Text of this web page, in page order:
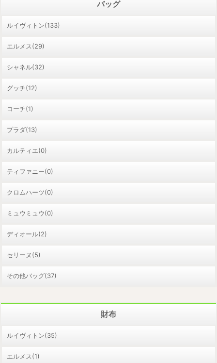
バッグ
ルイヴィトン(133)
エルメス(29)
シャネル(32)
グッチ(12)
コーチ(1)
プラダ(13)
カルティエ(0)
ティファニー(0)
クロムハーツ(0)
ミュウミュウ(0)
ディオール(2)
セリーヌ(5)
その他バッグ(37)
財布
ルイヴィトン(35)
エルメス(1)